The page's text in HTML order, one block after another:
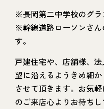
※長岡第二中学校のグラ
※幹線道路ローソンさん
す。
戸建住宅や、店舗様、
望に沿えるようきめ細
させて頂きます。お気
のご来店心よりお待ちし